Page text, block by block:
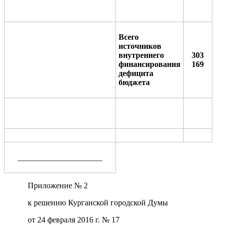
Всего
источников
внутреннего
финансирования
дефицита
бюджета
303
169
Приложение № 2
к решению Курганской городской Думы
от 24 февраля 2016 г. № 17